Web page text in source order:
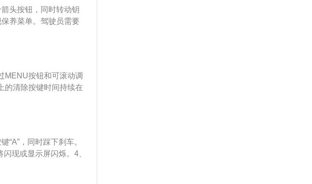
头按钮，同时转动钥
养菜单。驾驶员需要
模式，最后关闭点
，选择机油寿命，最后
机油，需要及时复位保
车主。驾驶员可以手动
用电脑复位保养灯。定
除存在的隐患，避免
。
MENU按钮和可滚动调
的清除按键时间持续在
是通用旗下打造的一
1.5L和1.4T两款发动
“A”，同时踩下刹车。
闪现或显示屏闪烁。4、
车。6、点火开关扭